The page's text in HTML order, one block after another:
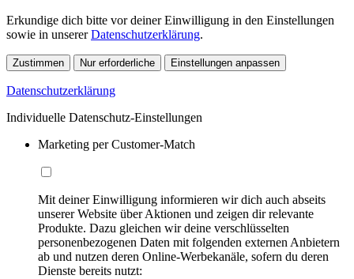
Erkundige dich bitte vor deiner Einwilligung in den Einstellungen
sowie in unsererDatenschutzerklärung.
Zustimmen Nur erforderliche Einstellungen anpassen
Datenschutzerklärung
Individuelle Datenschutz-Einstellungen
Marketing per Customer-Match
Mit deiner Einwilligung informieren wir dich auch abseits
unserer Website über Aktionen und zeigen dir relevante
Produkte. Dazu gleichen wir deine verschlüsselten
personenbezogenen Daten mit folgenden externen Anbietern
ab und nutzen deren Online-Werbekanäle, sofern du deren
Dienste bereits nutzt: